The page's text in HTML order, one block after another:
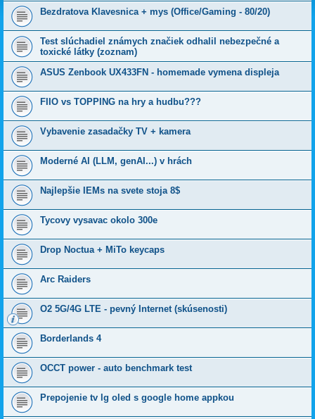
Bezdratova Klavesnica + mys (Office/Gaming - 80/20)
Test slúchadiel známych značiek odhalil nebezpečné a
toxické látky (zoznam)
ASUS Zenbook UX433FN - homemade vymena displeja
FIIO vs TOPPING na hry a hudbu???
Vybavenie zasadačky TV + kamera
Moderné AI (LLM, genAI...) v hrách
Najlepšie IEMs na svete stoja 8$
Tycovy vysavac okolo 300e
Drop Noctua + MiTo keycaps
Arc Raiders
O2 5G/4G LTE - pevný Internet (skúsenosti)
Borderlands 4
OCCT power - auto benchmark test
Prepojenie tv lg oled s google home appkou